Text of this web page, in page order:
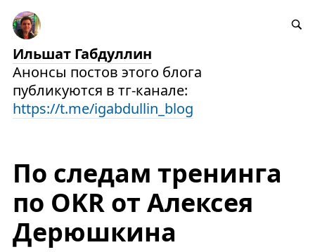
Ильшат Габдуллин
Анонсы постов этого блога
публикуются в тг-канале:
https://t.me/igabdullin_blog
По следам тренинга
по OKR от Алексея
Дерюшкина